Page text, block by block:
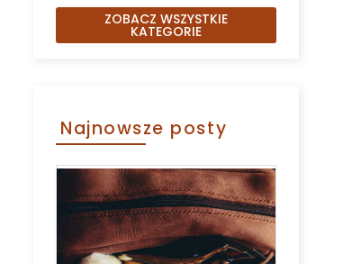
ZOBACZ WSZYSTKIE
KATEGORIE
Najnowsze posty